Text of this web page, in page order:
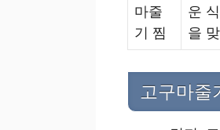
마줄
기 찜
운
을
고구마줄